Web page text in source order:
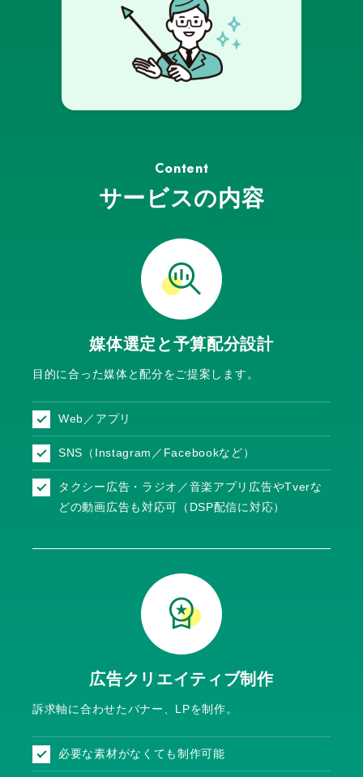
Content
サービスの内容
媒体選定と予算配分設計
目的に合った媒体と配分をご提案します。
Web／アプリ
SNS（Instagram／Facebookなど）
タクシー広告・ラジオ／音楽アプリ広告やTverな
どの動画広告も対応可（DSP配信に対応）
広告クリエイティブ制作
訴求軸に合わせたバナー、LPを制作。
必要な素材がなくても制作可能